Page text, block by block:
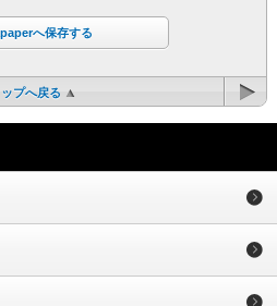
へ保存する
ップへ戻る